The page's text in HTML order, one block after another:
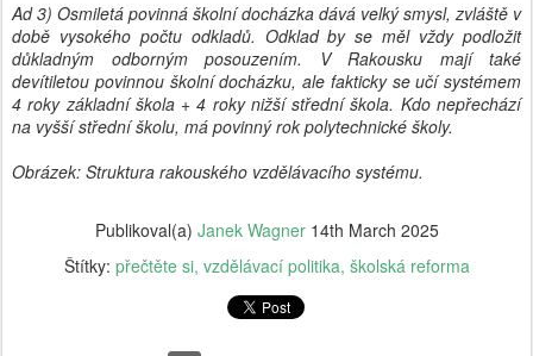
Ad 3) Osmiletá povinná školní docházka dává velký smysl, zvláště v
době vysokého počtu odkladů. Odklad by se měl vždy podložit
důkladným odborným posouzením. V Rakousku mají také
devítiletou povinnou školní docházku, ale fakticky se učí systémem
4 roky základní škola + 4 roky nižší střední škola. Kdo nepřechází
na vyšší střední školu, má povinný rok polytechnické školy.
Obrázek: Struktura rakouského vzdělávacího systému.
Publikoval(a) Janek Wagner 14th March 2025
Štítky: přečtěte si vzdělávací politika školská reforma